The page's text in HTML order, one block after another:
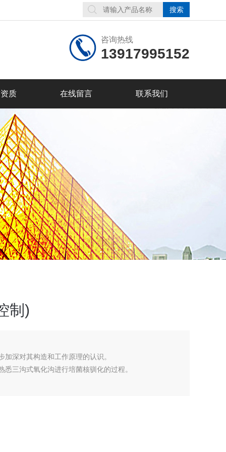
咨询热线
13917995152
质 在线留言 联系我们
制)
深对其构造和工作原理的认识。
三沟式氧化沟进行培菌核驯化的过程。